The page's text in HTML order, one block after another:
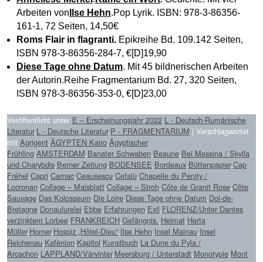
Arbeiten von Ilse Hehn.Pop Lyrik. ISBN: 978-3-86356-
161-1, 72 Seiten, 14,50€
Roms Flair in flagranti.Epikreihe Bd. 109.142 Seiten,
ISBN 978-3-86356-284-7, €[D]19,90
Diese Tage ohne Datum. Mit 45 bildnerischen Arbeiten
der Autorin.Reihe Fragmentarium Bd. 27, 320 Seiten,
ISBN 978-3-86356-353-0, €[D]23,00
Veröffentlicht unter E – Erscheinungsjahr 2022 L - Deutsch-Rumänische
Literatur,L - Deutsche Literatur,P - FRAGMENTARIUM | Verschlagwortet
mit Agrigent ÄGYPTEN Kairo Ägyptischer
Frühling AMSTERDAM Banater Schwaben Beaune Bei Messina / Skylla
und Charybdis Berner Zeitung BODENSEE Bordeaux Büttenpapier,Cap
Fréhel Capri Carnac Ceausescu Cefalù Chapelle du Penity /
Locronan Collage – Maisblatt Collage – Stroh Côte de Granit Rose Côte
Sauvage Das Kolosseum Die Loire Diese Tage ohne Datum Dol-de-
Bretagne Donaulurelei Ebbe Erfahrungen Exil FLORENZ/Unter Dantes
verzinktem Lorbee FRANKREICH Gefängnis. Heimat Herta
Müller,Homer,Hospiz „Hôtel-Dieu“ Ilse Hehn Insel Mainau Insel
Reichenau Kafènion Kapitol Kunstbuch La Dune du Pyla /
Arcachon LAPPLAND/Vàrvinter,Meersburg / Unterstadt Monotypie Mont